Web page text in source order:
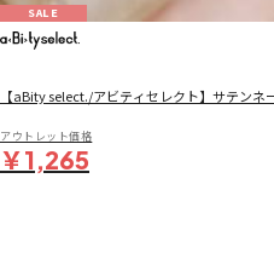
SALE
【aBity select./アビティセレクト】サテンネ
アウトレット価格
￥1,265